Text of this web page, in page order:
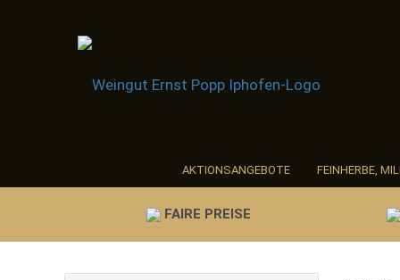
AKTIONSANGEBOTE FEINHERBE,
MINI- UND MAGNUMFLASCHEN
FAIRE PREISE